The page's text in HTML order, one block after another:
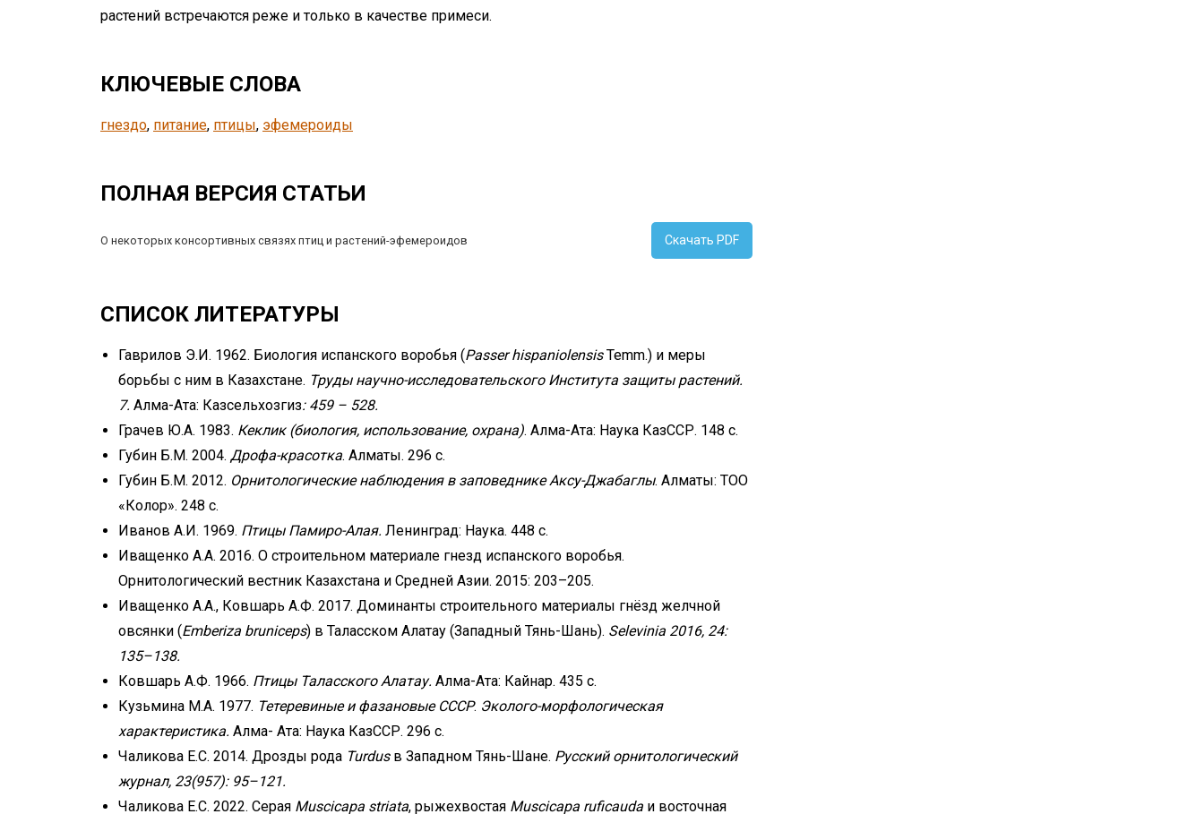
растений встречаются реже и только в качестве примеси.
КЛЮЧЕВЫЕ СЛОВА
гнездо, питание, птицы, эфемероиды
ПОЛНАЯ ВЕРСИЯ СТАТЬИ
О некоторых консортивных связях птиц и растений-эфемероидов Скачать PDF
СПИСОК ЛИТЕРАТУРЫ
Гаврилов Э.И. 1962. Биология испанского воробья (Passer hispaniolensisTemm.) и меры
борьбы с ним в Казахстане. Труды научно-исследовательского Института защиты растений.
7. Алма-Ата: Казсельхозгиз: 459 – 528.
Грачев Ю.А. 1983. Кеклик (биология, использование, охрана). Алма-Ата: Наука КазССР. 148 с.
Губин Б.М. 2004. Дрофа-красотка. Алматы. 296 с.
Губин Б.М. 2012. Орнитологические наблюдения в заповеднике Аксу-Джабаглы. Алматы: ТОО
«Колор». 248 с.
Иванов А.И. 1969. Птицы Памиро-Алая. Ленинград: Наука. 448 с.
Иващенко А.А. 2016. О строительном материале гнезд испанского воробья.
Орнитологический вестник Казахстана и Средней Азии. 2015: 203–205.
Иващенко А.А., Ковшарь А.Ф. 2017. Доминанты строительного материалы гнёзд желчной
овсянки (Emberiza bruniceps) в Таласском Алатау (Западный Тянь-Шань). Selevinia 2016, 24:
135–138.
Ковшарь А.Ф. 1966. Птицы Таласского Алатау. Алма-Ата: Кайнар. 435 с.
Кузьмина М.А. 1977. Тетеревиные и фазановые СССР. Эколого-морфологическая
характеристика. Алма- Ата: Наука КазССР. 296 с.
Чаликова Е.С. 2014. Дрозды рода Turdus в Западном Тянь-Шане. Русский орнитологический
журнал, 23(957): 95–121.
Чаликова Е.С. 2022. Серая Muscicapa striata, рыжехвостая Muscicapa ruficauda и восточная